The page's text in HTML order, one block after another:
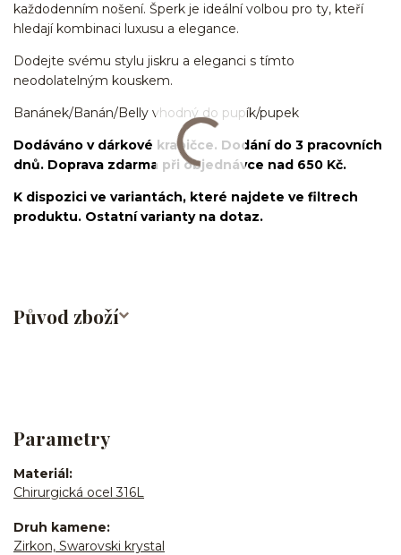
každodenním nošení. Šperk je ideální volbou pro ty, kteří
hledají kombinaci luxusu a elegance.
Dodejte svému stylu jiskru a eleganci s tímto
neodolatelným kouskem.
Banánek/Banán/Belly vhodný do pupík/pupek
Dodáváno v dárkové krabičce. Dodání do 3 pracovních
dnů. Doprava zdarma při objednávce nad 650 Kč.
K dispozici ve variantách, které najdete ve filtrech
produktu. Ostatní varianty na dotaz.
Původ zboží
Parametry
Materiál
Chirurgická ocel 316L
Druh kamene
Zirkon, Swarovski krystal